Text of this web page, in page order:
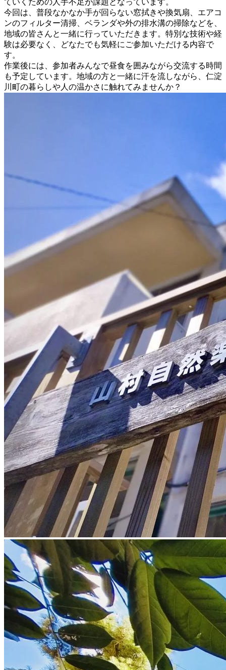
今回は、普段なかなか手が回らない窓拭きや換気扇、エアコ
ンのフィルター清掃、ベランダや外の排水溝の掃除などを、
地域の皆さんと一緒に行っていただきます。特別な技術や経
験は必要なく、どなたでも気軽にご参加いただける内容で
す。
作業後には、参加者みんなで昼食を囲みながら交流する時間
も予定しています。地域の方と一緒に汗を流しながら、仁淀
川町の暮らしや人の温かさに触れてみませんか？